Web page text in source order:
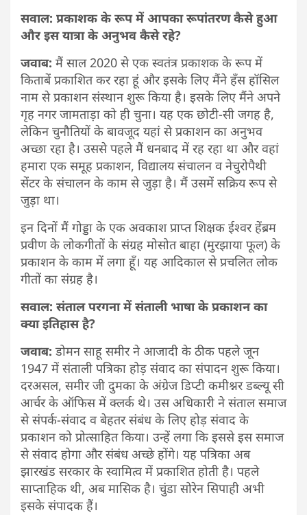
सवाल: प्रकाशक के रूप में आपका रूपांतरण कैसे हुआ
और इस यात्रा के अनुभव कैसे रहे?
जवाब: मैं साल 2020 से एक स्वतंत्र प्रकाशक के रूप में
किताबें प्रकाशित कर रहा हूं और इसके लिए मैंने हँस हॉसिल
नाम से प्रकाशन संस्थान शुरू किया है। इसके लिए मैंने अपने
गृह नगर जामताड़ा को ही चुना। यह एक छोटी-सी जगह है,
लेकिन चुनौतियों के बावजूद यहां से प्रकाशन का अनुभव
अच्छा रहा है। उससे पहले मैं धनबाद में रह रहा था और वहां
हमारा एक समूह प्रकाशन, विद्यालय संचालन व नेचुरोपैथी
सेंटर के संचालन के काम से जुड़ा है। मैं उसमें सक्रिय रूप से
जुड़ा था।
इन दिनों मैं गोड्डा के एक अवकाश प्राप्त शिक्षक ईश्वर हेंब्रम
प्रवीण के लोकगीतों के संग्रह मोसोत बाहा (मुरझाया फूल) के
प्रकाशन के काम में लगा हूँ। यह आदिकाल से प्रचलित लोक
गीतों का संग्रह है।
सवाल: संताल परगना में संताली भाषा के प्रकाशन का
क्या इतिहास है?
जवाब: डोमन साहू समीर ने आजादी के ठीक पहले जून
1947 में संताली पत्रिका होड़ संवाद का संपादन शुरू किया।
दरअसल, समीर जी दुमका के अंग्रेज डिप्टी कमीश्नर डब्ल्यू सी
आर्चर के ऑफिस में क्लर्क थे। उस अधिकारी ने संताल समाज
से संपर्क-संवाद व बेहतर संबंध के लिए होड़ संवाद के
प्रकाशन को प्रोत्साहित किया। उन्हें लगा कि इससे इस समाज
से संवाद होगा और संबंध अच्छे होंगे। यह पत्रिका अब
झारखंड सरकार के स्वामित्व में प्रकाशित होती है। पहले
साप्ताहिक थी, अब मासिक है। चुंडा सोरेन सिपाही अभी
इसके संपादक हैं।